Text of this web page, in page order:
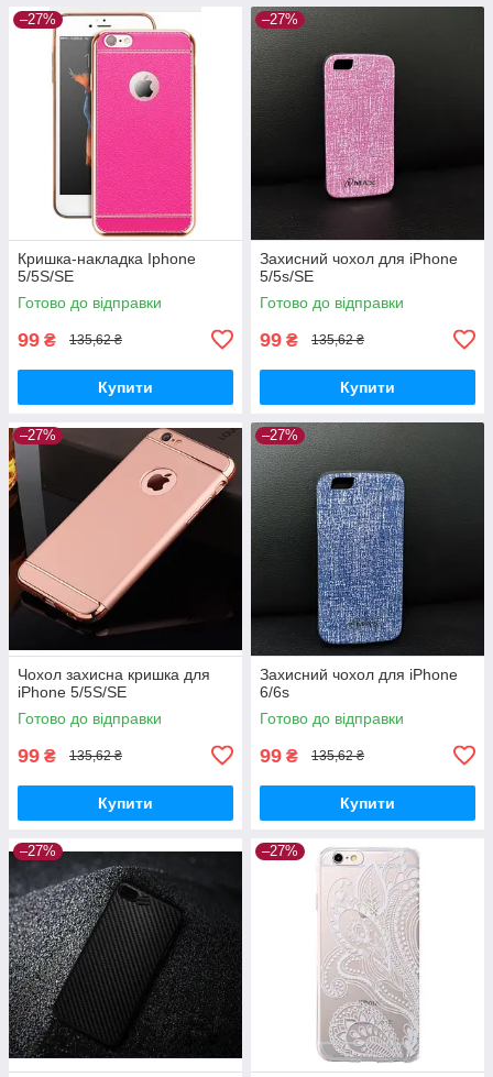
–27%
Кришка-накладка Iphone
5/5S/SE
Готово до відправки
99 ₴ 135,62 ₴
Купити
–27%
Захисний чохол для iPhone
5/5s/SE
Готово до відправки
99 ₴ 135,62 ₴
Купити
–27%
Чохол захисна кришка для
iPhone 5/5S/SE
Готово до відправки
99 ₴ 135,62 ₴
Купити
–27%
Захисний чохол для iPhone
6/6s
Готово до відправки
99 ₴ 135,62 ₴
Купити
–27% –27%